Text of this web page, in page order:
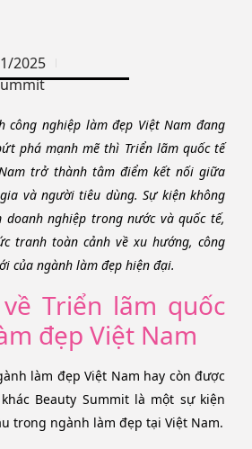
2025
công nghiệp làm đẹp Việt Nam đang
phá mạnh mẽ thì Triển lãm quốc tế
trở thành tâm điểm kết nối giữa
và người tiêu dùng. Sự kiện không
nghiệp trong nước và quốc tế,
tranh toàn cảnh về xu hướng, công
của ngành làm đẹp hiện đại.
Triển lãm quốc
đẹp Việt Nam
làm đẹp Việt Nam hay còn được
Beauty Summit là một sự kiện
trong ngành làm đẹp tại Việt Nam.